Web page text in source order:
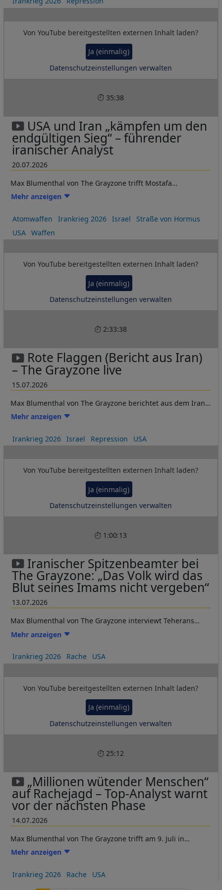
Von YouTube bereitgestellten externen Inhalt laden?
Ja (einmalig)
Datenschutzeinstellungen verwalten
35:38
20.07.2026
USA und Iran „kämpfen um den
endgültigen Sieg“ – führender
iranischer Analyst
Max Blumenthal von The Grayzone trifft Mostafa
Khoshcheshm, einen der am besten vernetzten und
produktivsten Analysten und Journalisten Irans, um über
die nächste Phase des US-israelischen Krieges gegen das
Land zu sprechen und darüber, warum er glaubt, dass Iran
als regionale Macht hervorgehen wird.
Konflikts wahrscheinlich zu einem ausgewachsenen
regionalen Krieg ausweiten wird und warum er der Ansicht
ist, dass Israel bereits auf dem Weg zu einer inneren
politischen Implosion ist.
Mehr anzeigen
Atomwaffen Irankrieg 2026 Israel
Straße von Hormus
USA
Waffen
Von YouTube bereitgestellten externen Inhalt laden?
Ja (einmalig)
Datenschutzeinstellungen verwalten
2:33:38
15.07.2026
Rote Flaggen (Bericht aus Iran)
– The Grayzone live
Max Blumenthal von The Grayzone berichtet aus dem Iran,
wo er die Beerdigung von Ayatollah Ali Khamenei
begleitete, US-israelische Kriegsverbrechen dokumentierte
und mit Regierungsvertretern sowie anderen über das
gescheiterte Memorandum of Understanding (MOU) und
über die politische Schikane sprechen, der er durch die
Trump-Regierung ausgesetzt war, die den Zoll- und
Grenzschutz anordnete, ihn bei seiner Rückkehr in die USA
zu verhören und seine elektronischen Geräte zu
beschlagnahmen.
Mehr anzeigen
Irankrieg 2026 Israel Repression USA
Von YouTube bereitgestellten externen Inhalt laden?
Ja (einmalig)
Datenschutzeinstellungen verwalten
1:00:13
13.07.2026
Iranischer Spitzenbeamter bei
The Grayzone: „Das Volk wird das
Blut seines Imams nicht vergeben“
Max Blumenthal von The Grayzone interviewt Teherans
Bürgermeister Alireza Zakani, nachdem dieser der
Beerdigung von Ayatollah Ali Khamenei vorgestanden hatte
– der größten Versammlung in der Geschichte der
Menschheit, bei der Millionen nach Rache für die
Zakani ist ein führender konservativer Politiker, der als
Gegner des JCPOA-Atomabkommens für das
Präsidentenamt kandidierte und seither als schärfster
Kritiker des Memorandum of Understanding (MOU)
zwischen Iran und den USA gilt.
Mehr anzeigen
Irankrieg 2026 Rache USA
Von YouTube bereitgestellten externen Inhalt laden?
Ja (einmalig)
Datenschutzeinstellungen verwalten
25:12
14.07.2026
„Millionen wütender Menschen“
auf Rachejagd – Top-Analyst warnt
vor der nächsten Phase
Max Blumenthal von The Grayzone trifft am 9. Juli in
Teheran den führenden iranischen Analysten und
Journalisten Seyed Mostafa Khoshcheshm – kurz nachdem
die USA ihre Luftangriffe auf den Iran wieder
aufgenommen haben und während der Trauerzug für den
Mehr anzeigen
Irankrieg 2026 Rache USA